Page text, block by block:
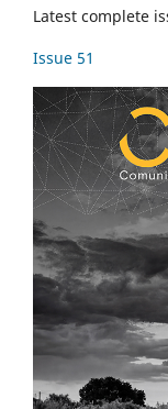
Latest complete
Issue 51